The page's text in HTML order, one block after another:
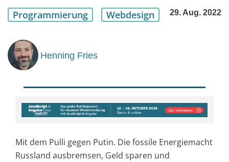
Programmierung Webdesign 29. Aug. 2022
Henning Fries
Mit dem Pulli gegen Putin. Die fossile Energiemacht
Russland ausbremsen, Geld sparen und